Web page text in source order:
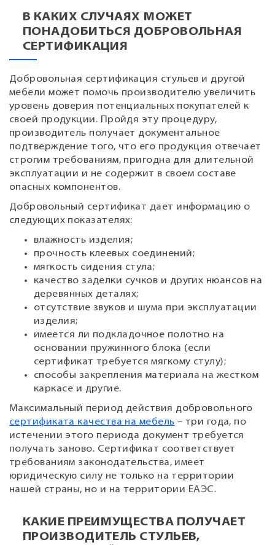
В КАКИХ СЛУЧАЯХ МОЖЕТ
ПОНАДОБИТЬСЯ ДОБРОВОЛЬНАЯ
СЕРТИФИКАЦИЯ
Добровольная сертификация стульев и другой
мебели может помочь производителю увеличить
уровень доверия потенциальных покупателей к
своей продукции. Пройдя эту процедуру,
производитель получает документальное
подтверждение того, что его продукция отвечает
строгим требованиям, пригодна для длительной
эксплуатации и не содержит в своем составе
опасных компонентов.
Добровольный сертификат дает информацию о
следующих показателях:
влажность изделия;
прочность клеевых соединений;
мягкость сидения стула;
качество заделки сучков и других нюансов на
деревянных деталях;
отсутствие звуков и шума при эксплуатации
изделия;
имеется ли подкладочное полотно на
основании пружинного блока (если
сертификат требуется мягкому стулу);
способы закрепления материала на жестком
каркасе и другие.
Максимальный период действия добровольного
сертификата качества на мебель – три года, по
истечении этого периода документ требуется
получать заново. Сертификат соответствует
требованиям законодательства, имеет
юридическую силу не только на территории
нашей страны, но и на территории ЕАЭС.
КАКИЕ ПРЕИМУЩЕСТВА ПОЛУЧАЕТ
ПРОИЗВОДИТЕЛЬ СТУЛЬЕВ,